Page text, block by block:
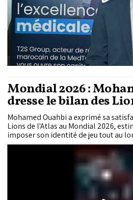
Mondial 2026 :
dresse le bilan des
Mohamed Ouahbi a exprimé sa
Lions de l'Atlas au Mondial 2026,
imposer son identité de jeu tout au
sélectionneur assume toutefois
face à la France en quarts de finale,
Bleus étaient supérieurs lors de cette